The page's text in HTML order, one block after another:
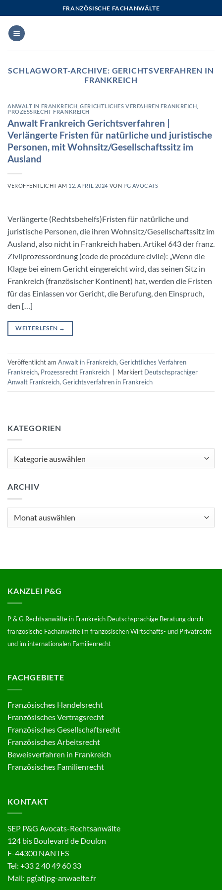
Inhalt
springen
FRANZÖSISCHE FACHANWÄLTE
SCHLAGWORT-ARCHIVE: GERICHTSVERFAHREN IN
FRANKREICH
ANWALT IN FRANKREICH ,GERICHTLICHES VERFAHREN FRANKREICH
PROZESSRECHT FRANKREICH
Anwalt Frankreich Gerichtsverfahren |
Verlängerte Fristen für natürliche und juristische
Personen, mit Wohnsitz/Gesellschaftssitz im
Ausland
VERÖFFENTLICHT AM 12. APRIL 2024 VON PG AVOCATS
Verlängerte (Rechtsbehelfs)Fristen für natürliche und
juristische Personen, die ihren Wohnsitz/Gesellschaftssitz im
Ausland, also nicht in Frankreich haben. Artikel 643 der franz.
Zivilprozessordnung (code de procédure civile): „Wenn die
Klage bei einem Gericht eingereicht wird, das seinen Sitz in
Frankreich (französischer Kontinent) hat, werden die Fristen
für das Einlassen vor Gericht, die Berufung, den Einspruch,
den […]
WEITERLESEN →
Veröffentlicht am Anwalt in Frankreich, Gerichtliches Verfahren
Frankreich, Prozessrecht Frankreich Markiert Deutschsprachiger
Anwalt Frankreich, Gerichtsverfahren in Frankreich
KATEGORIEN
ARCHIV
KANZLEI P&G
P & G Rechtsanwälte in Frankreich Deutschsprachige Beratung durch
französische Fachanwälte im französischen Wirtschafts- und Privatrecht
und im internationalen Familienrecht
FACHGEBIETE
Französisches Handelsrecht
Französisches Vertragsrecht
Französisches Gesellschaftsrecht
Französisches Arbeitsrecht
Beweisverfahren in Frankreich
Französisches Familienrecht
KONTAKT
SEP P&G Avocats-Rechtsanwälte
124 bis Boulevard de Doulon
F-44300 NANTES
Tel: +33 2 40 49 60 33
Mail: pg(at)pg-anwaelte.fr